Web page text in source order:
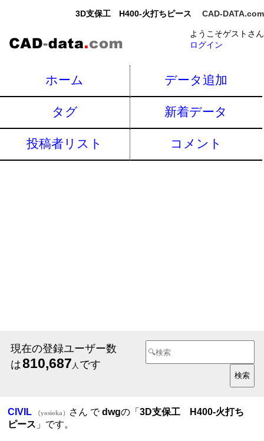
3D支保工 H400-火打ちピース CAD-DATA.com
ようこそゲストさん
ログイン
ホーム データ追加
タグ 新着データ
投稿者リスト コメント
現在の登録ユーザー数
は810,687 人 です
CIVIL （yosioka） さん でdwgの「3D支保工 H400-火打ち
ピース 」です。